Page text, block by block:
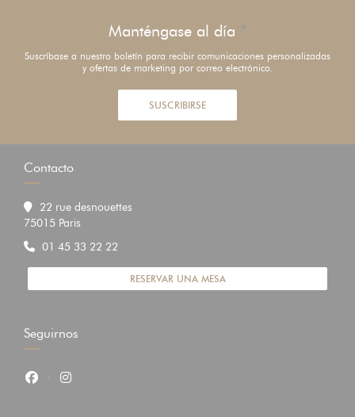
Manténgase al día *
Suscríbase a nuestro boletín para recibir comunicaciones personalizadas
y ofertas de marketing por correo electrónico.
SUSCRIBIRSE
Contacto
22 rue desnouettes
75015 Paris
01 45 33 22 22
RESERVAR UNA MESA
Seguirnos
Facebook ((abre en una nueva ventana))
Instagram ((abre en una nueva ventana))